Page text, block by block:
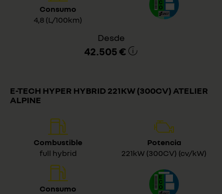
Consumo
4,8 (L/100km)
Desde
42.505 €
E-TECH HYPER HYBRID 221KW (300CV) ATELIER
ALPINE
Combustible
full hybrid
Potencia
221kW (300CV) (cv/kW)
Consumo